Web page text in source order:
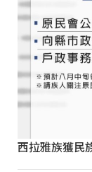
西拉雅族獲民